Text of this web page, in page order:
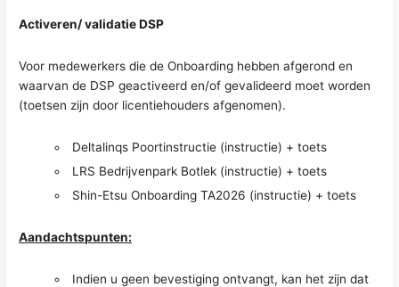
Activeren/ validatie DSP
Voor medewerkers die de Onboarding hebben afgerond en
waarvan de DSP geactiveerd en/of gevalideerd moet worden
(toetsen zijn door licentiehouders afgenomen).
Deltalinqs Poortinstructie (instructie) + toets
LRS Bedrijvenpark Botlek (instructie) + toets
Shin-Etsu Onboarding TA2026 (instructie) + toets
Aandachtspunten:
Indien u geen bevestiging ontvangt, kan het zijn dat